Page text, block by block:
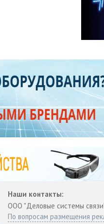
Наши контакты:
ООО "Деловые системы
По вопросам размещения